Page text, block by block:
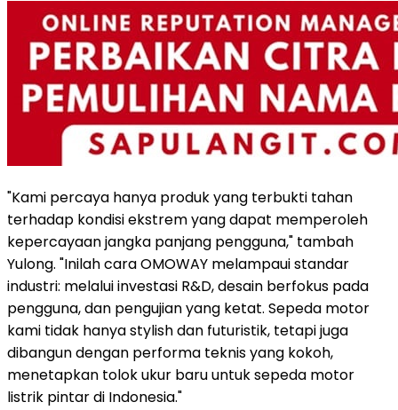
"Kami percaya hanya produk yang terbukti tahan
terhadap kondisi ekstrem yang dapat memperoleh
kepercayaan jangka panjang pengguna," tambah
Yulong. "Inilah cara OMOWAY melampaui standar
industri: melalui investasi R&D, desain berfokus pada
pengguna, dan pengujian yang ketat. Sepeda motor
kami tidak hanya stylish dan futuristik, tetapi juga
dibangun dengan performa teknis yang kokoh,
menetapkan tolok ukur baru untuk sepeda motor
listrik pintar di Indonesia."